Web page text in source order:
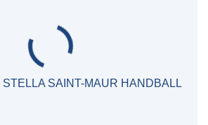
STELLA SAINT-MAUR HANDBALL